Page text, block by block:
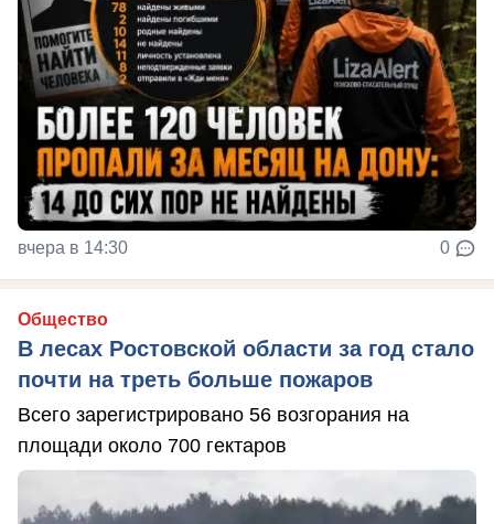
вчера в 14:30 0
Общество
В лесах Ростовской области за год стало
почти на треть больше пожаров
Всего зарегистрировано 56 возгорания на
площади около 700 гектаров